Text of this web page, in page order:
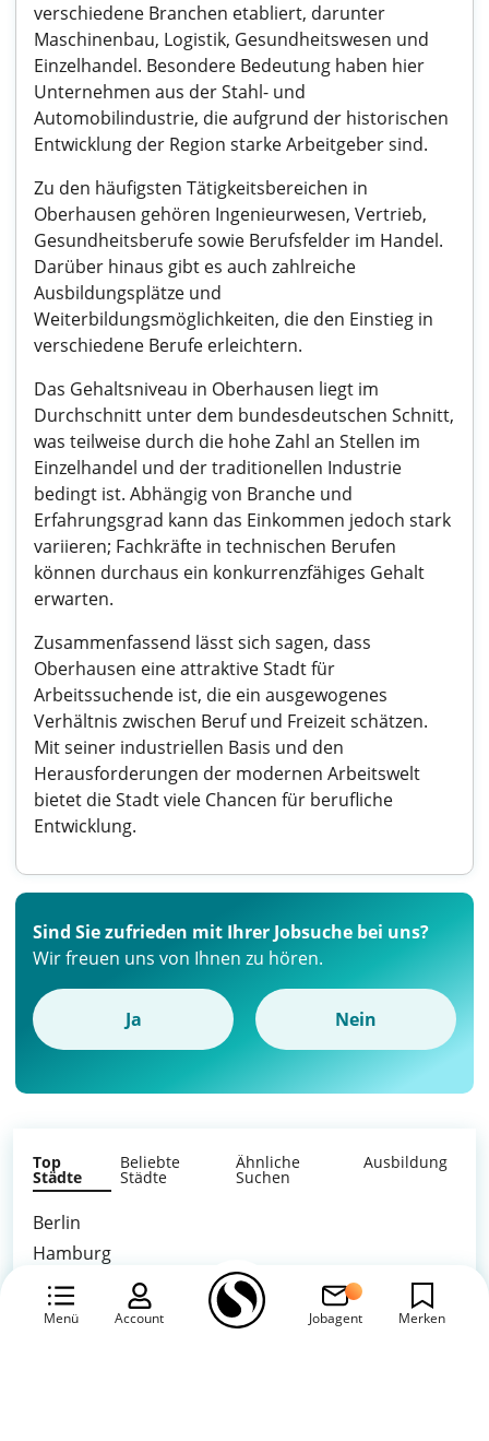
verschiedene Branchen etabliert, darunter
Maschinenbau, Logistik, Gesundheitswesen und
Einzelhandel. Besondere Bedeutung haben hier
Unternehmen aus der Stahl- und
Automobilindustrie, die aufgrund der historischen
Entwicklung der Region starke Arbeitgeber sind.
Zu den häufigsten Tätigkeitsbereichen in
Oberhausen gehören Ingenieurwesen, Vertrieb,
Gesundheitsberufe sowie Berufsfelder im Handel.
Darüber hinaus gibt es auch zahlreiche
Ausbildungsplätze und
Weiterbildungsmöglichkeiten, die den Einstieg in
verschiedene Berufe erleichtern.
Das Gehaltsniveau in Oberhausen liegt im
Durchschnitt unter dem bundesdeutschen Schnitt,
was teilweise durch die hohe Zahl an Stellen im
Einzelhandel und der traditionellen Industrie
bedingt ist. Abhängig von Branche und
Erfahrungsgrad kann das Einkommen jedoch stark
variieren; Fachkräfte in technischen Berufen
können durchaus ein konkurrenzfähiges Gehalt
erwarten.
Zusammenfassend lässt sich sagen, dass
Oberhausen eine attraktive Stadt für
Arbeitssuchende ist, die ein ausgewogenes
Verhältnis zwischen Beruf und Freizeit schätzen.
Mit seiner industriellen Basis und den
Herausforderungen der modernen Arbeitswelt
bietet die Stadt viele Chancen für berufliche
Entwicklung.
Menü Account Jobagent Merken
Sind Sie zufrieden mit Ihrer Jobsuche bei uns?
Wir freuen uns von Ihnen zu hören.
Ja Nein
Top
Städte
Beliebte
Städte
Ähnliche
Suchen
Ausbildung
Berlin
Hamburg
München
Köln
Alle anzeigen